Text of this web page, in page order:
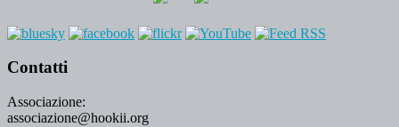
Contatti
Associazione:
associazione@hookii.org